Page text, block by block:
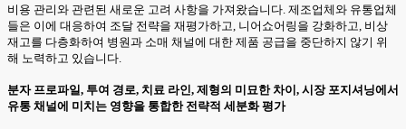
비용 관리와 관련된 새로운 고려 사항을 가져왔습니다. 제조업체와 유통업체
들은 이에 대응하여 조달 전략을 재평가하고, 니어쇼어링을 강화하고, 비상
재고를 다층화하여 병원과 소매 채널에 대한 제품 공급을 중단하지 않기 위
해 노력하고 있습니다.
분자 프로파일, 투여 경로, 치료 라인, 제형의 미묘한 차이, 시장 포지셔닝에서
유통 채널에 미치는 영향을 통합한 전략적 세분화 평가